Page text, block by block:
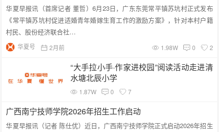
华夏早报讯（首席记者 董哲）6月23日，广东东莞常平镇苏坑村正式发布
《常平镇苏坑村促进适婚青年婚嫁生育工作的激励方案》，针对本村户籍
村民、股份经济联合社…
华夏号 2月前 1.98W 0 2
“大手拉小手·作家进校园”阅读活动走进清
水塘北辰小学
1.87W 0 7
广西南宁技师学院2026年招生工作启动
华夏早报讯（记者 陈仕优）近日，广西南宁技师学院正式启动2026年招生